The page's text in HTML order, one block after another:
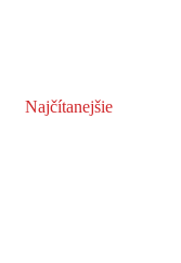
Najčítanejšie